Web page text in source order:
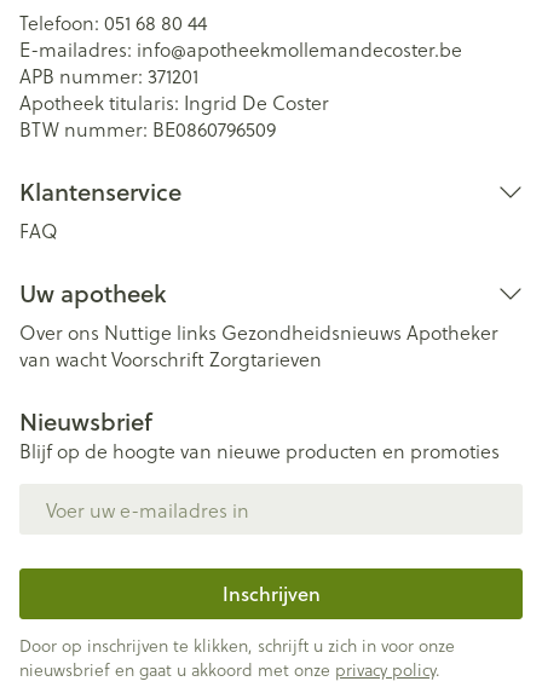
Telefoon: 051 68 80 44
E-mailadres: info@apotheekmollemandecoster.be
APB nummer: 371201
Apotheek titularis: Ingrid De Coster
BTW nummer: BE0860796509
Klantenservice
FAQ
Uw apotheek
Over ons Nuttige links Gezondheidsnieuws Apotheker
van wachtVoorschriftZorgtarieven
Nieuwsbrief
Blijf op de hoogte van nieuwe producten en promoties
Inschrijven
Door op inschrijven te klikken, schrijft u zich in voor onze
nieuwsbrief en gaat u akkoord met onze privacy policy.